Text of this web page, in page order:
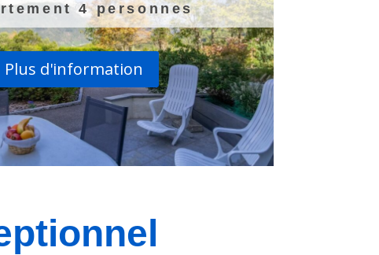
4 personnes
Plus d'information